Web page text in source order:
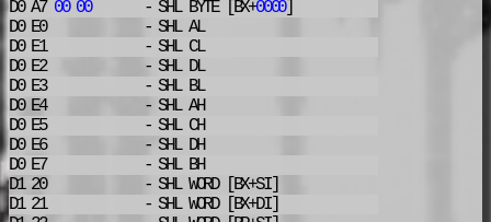
D0 A7 00 00 - SHLBYTE [BX+0000]
D0 E0
- SHLAL
D0 E1
- SHLCL
D0 E2
- SHLDL
D0 E3
- SHLBL
D0 E4
- SHLAH
D0 E5
- SHLCH
D0 E6
- SHLDH
D0 E7
- SHLBH
D1 20
- SHLWORD [BX+SI]
D1 21
- SHLWORD [BX+DI]